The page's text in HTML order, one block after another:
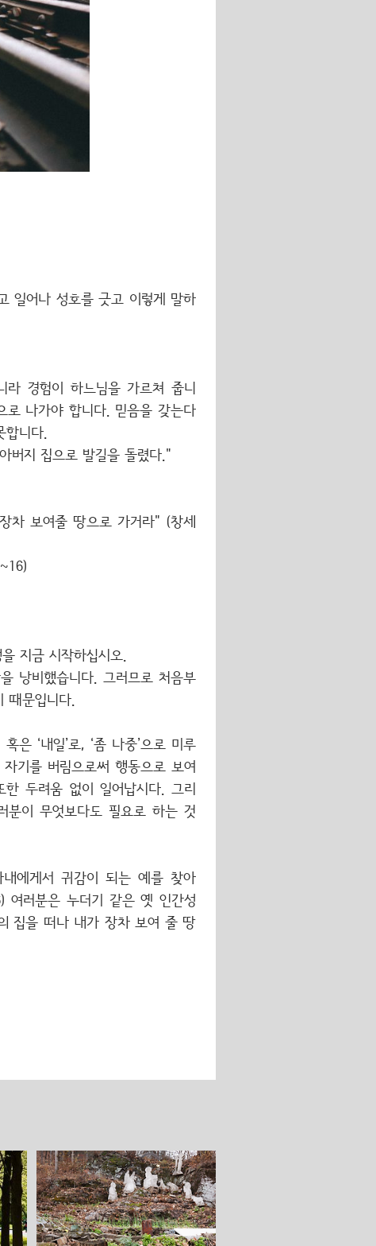
일어나 성호를 긋고 이렇게 말하
경험이 하느님을 가르쳐 줍니
로 나가야 합니다. 믿음을 갖는다
합니다.
버지 집으로 발길을 돌렸다."
차 보여줄 땅으로 가거라" (창세
지금 시작하십시오.
낭비했습니다. 그러므로 처음부
때문입니다.
은 ‘내일’로, ‘좀 나중’으로 미루
기를 버림으로써 행동으로 보여
두려움 없이 일어납시다. 그리
분이 무엇보다도 필요로 하는 것
에게서 귀감이 되는 예를 찾아
여러분은 누더기 같은 옛 인간성
집을 떠나 내가 장차 보여 줄 땅